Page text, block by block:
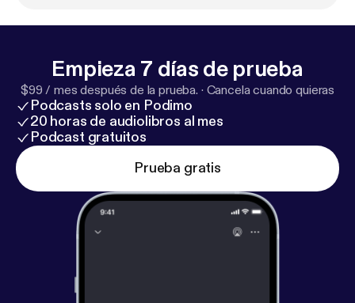
Empieza 7 días de prueba
$99 / mes después de la prueba. · Cancela cuando quieras
Podcasts solo en Podimo
20 horas de audiolibros al mes
Podcast gratuitos
Prueba gratis